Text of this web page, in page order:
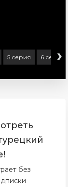
5 серия 6 серия
›
без